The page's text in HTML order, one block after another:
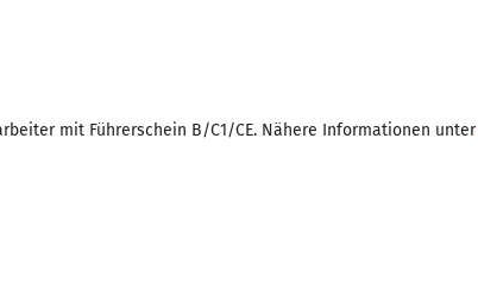
mit Führerschein B/C1/CE. Nähere Informationen unter